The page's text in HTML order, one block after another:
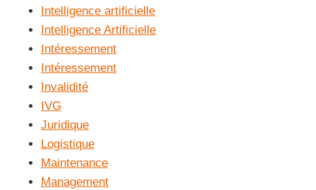
Intelligence artificielle
Intelligence Artificielle
Intéressement
Intéressement
Invalidité
IVG
Juridique
Logistique
Maintenance
Management